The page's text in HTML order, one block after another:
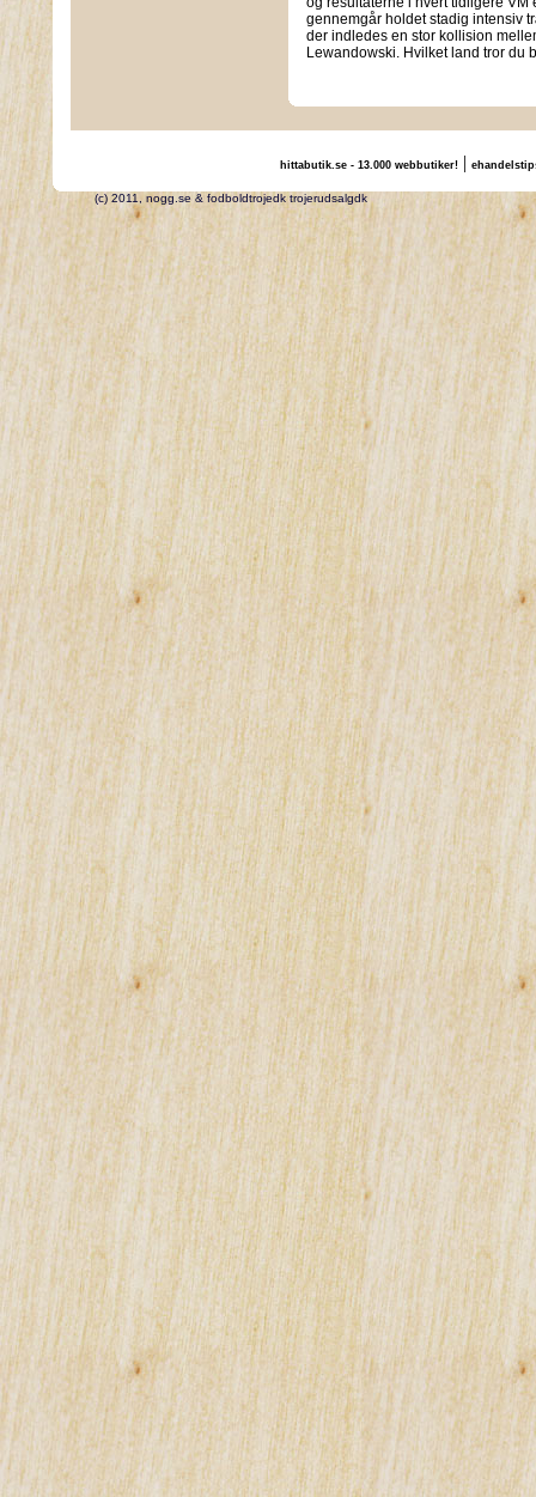
gennemgår holdet stadig intensiv
der indledes en stor kollision
Lewandowski. Hvilket land tror du
hittabutik.se - 13.000 webbutiker!|
(c) 2011, nogg.se & fodboldtrojedk trojerudsalgdk